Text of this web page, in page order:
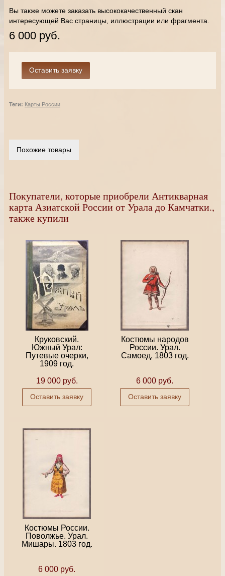
Вы также можете заказать высококачественный скан
интересующей Вас страницы, иллюстрации или фрагмента.
6 000 руб.
Теги: Карты России
Похожие товары
Покупатели, которые приобрели Антикварная
карта Азиатской России от Урала до Камчатки.,
также купили
Круковский.
Южный Урал:
Путевые очерки,
1909 год.
19 000 руб.
Оставить заявку
Костюмы народов
России. Урал.
Самоед, 1803 год.
6 000 руб.
Оставить заявку
Костюмы России.
Поволжье. Урал.
Мишары. 1803 год.
6 000 руб.